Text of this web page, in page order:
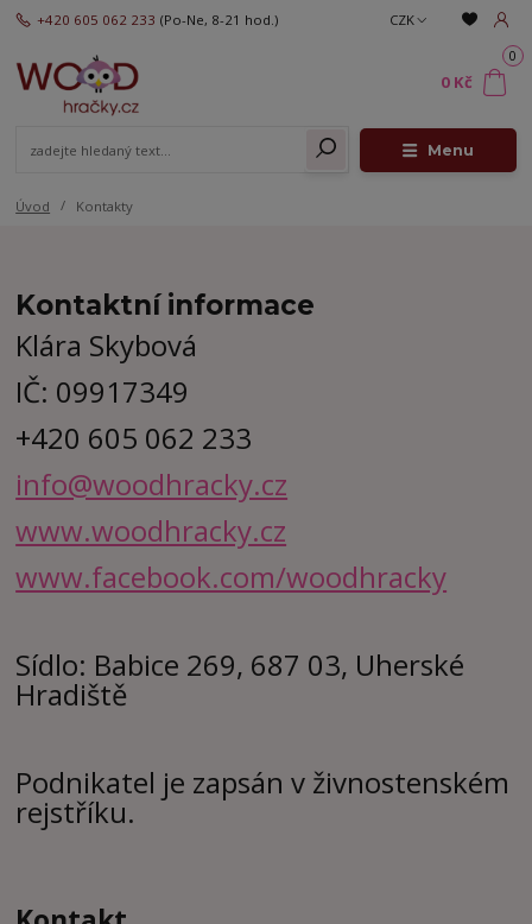
Menu
CZK
+420 605 062 233 (Po-Ne, 8-21 hod.)
0
0 Kč
Úvod Kontakty
Kontaktní informace
Klára Skybová
IČ: 09917349
+420 605 062 233
info@woodhracky.cz
www.woodhracky.cz
www.facebook.com/woodhracky
Sídlo: Babice 269, 687 03, Uherské
Hradiště
Podnikatel je zapsán v živnostenském
rejstříku.